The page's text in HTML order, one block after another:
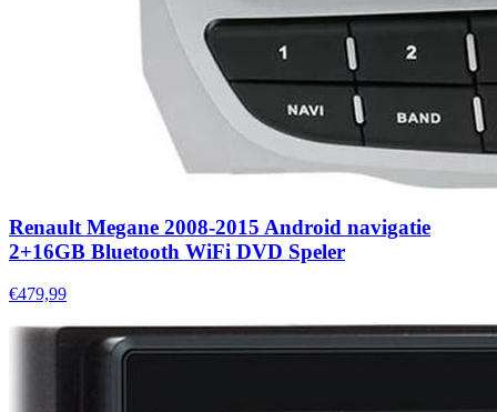
Renault Megane 2008-2015 Android navigatie
2+16GB Bluetooth WiFi DVD Speler
€479,99